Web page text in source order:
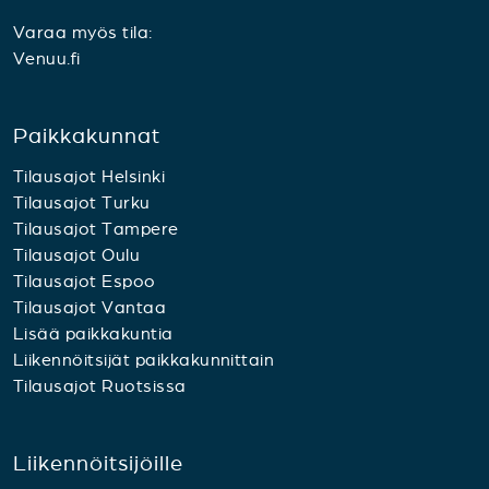
Varaa myös tila:
Venuu.fi
Paikkakunnat
Tilausajot Helsinki
Tilausajot Turku
Tilausajot Tampere
Tilausajot Oulu
Tilausajot Espoo
Tilausajot Vantaa
Lisää paikkakuntia
Liikennöitsijät paikkakunnittain
Tilausajot Ruotsissa
Liikennöitsijöille